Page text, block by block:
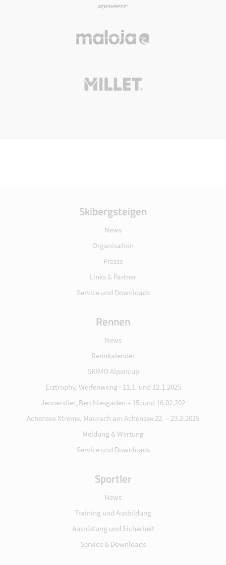
Skibergsteigen
News
Organisation
Presse
Links & Partner
Service und Downloads
Rennen
News
Rennkalender
SKIMO Alpencup
Erztrophy, Werfenweng– 11.1. und 12.1.2025
Jennerstier, Berchtesgaden – 15. und 16.02.202
Achensee Xtreme, Maurach am Achensee 22. – 23.2.2025
Meldung & Wertung
Service und Downloads
Sportler
News
Training und Ausbildung
Ausrüstung und Sicherheit
Service & Downloads